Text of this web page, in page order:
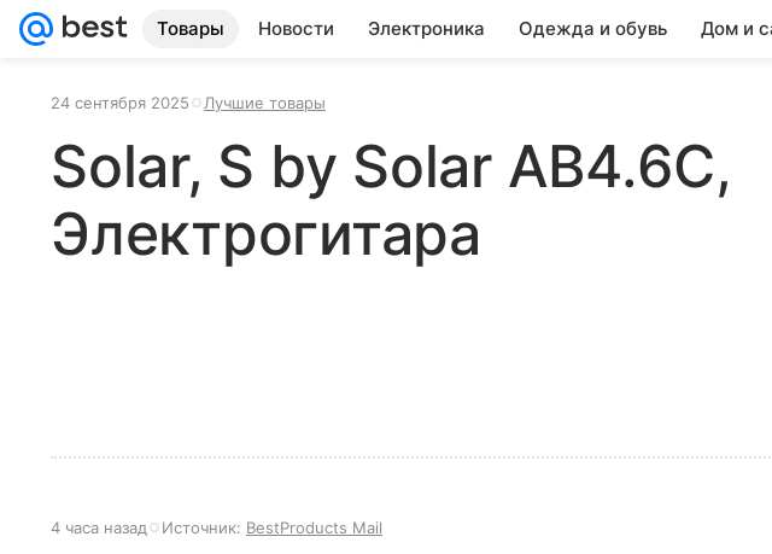
Товары Новости Электроника Одежда и обувь Дом и
24 сентября 2025 Лучшие товары
Solar, S by Solar AB4.6C,
Электрогитара
4 часа назад Источник: BestProducts Mail